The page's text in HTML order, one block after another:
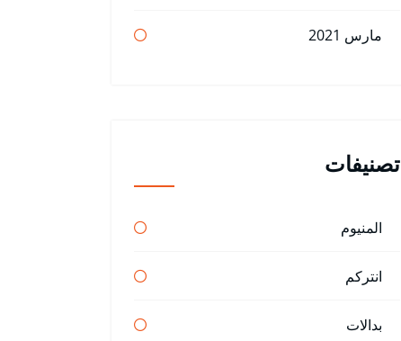
مارس 2021
تصنيفات
المنيوم
انتركم
بدالات